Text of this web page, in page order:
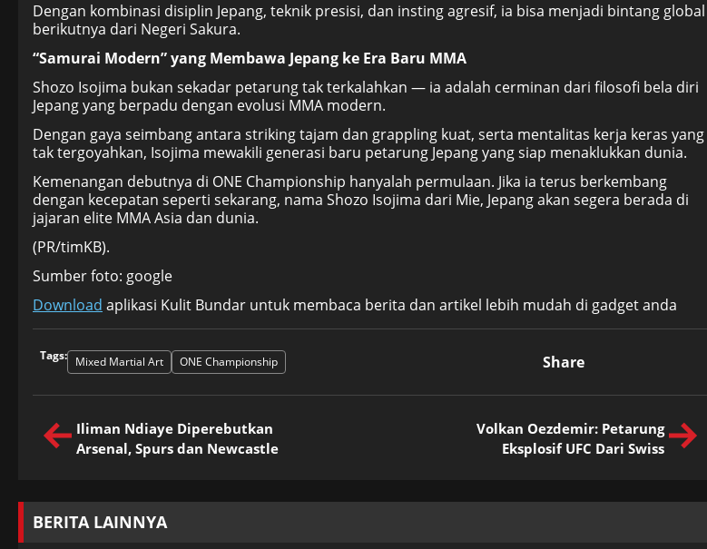
Dengan kombinasi disiplin Jepang, teknik presisi, dan insting agresif, ia bisa menjadi bintang global
berikutnya dari Negeri Sakura.
“Samurai Modern” yang Membawa Jepang ke Era Baru MMA
Shozo Isojima bukan sekadar petarung tak terkalahkan — ia adalah cerminan dari filosofi bela diri
Jepang yang berpadu dengan evolusi MMA modern.
Dengan gaya seimbang antara striking tajam dan grappling kuat, serta mentalitas kerja keras yang
tak tergoyahkan, Isojima mewakili generasi baru petarung Jepang yang siap menaklukkan dunia.
Kemenangan debutnya di ONE Championship hanyalah permulaan. Jika ia terus berkembang
dengan kecepatan seperti sekarang, nama Shozo Isojima dari Mie, Jepang akan segera berada di
jajaran elite MMA Asia dan dunia.
(PR/timKB).
Sumber foto: google
Download aplikasi Kulit Bundar untuk membaca berita dan artikel lebih mudah di gadget anda
Tags: Mixed Martial Art ONE Championship Share
Iliman Ndiaye Diperebutkan
Arsenal, Spurs dan Newcastle
Volkan Oezdemir: Petarung
Eksplosif UFC Dari Swiss
BERITA LAINNYA